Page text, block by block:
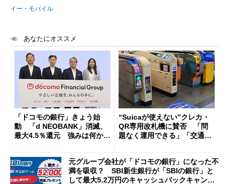
イー・モバイル
あなたにオススメ
「ドコモの銀行」きょう始
動 「d NEOBANK」消滅、
最大4.5％還元 強みは何か解
“Suicaが使えない”クレカ・
QR専用改札機に賛否 「問
題なく運用できる」「交通系I
元グループ会社が「ドコモの銀行」になった不
満を吸収？ SBI新生銀行が「SBIの銀行」と
して最大5.2万円のキャッシュバックキャンペ